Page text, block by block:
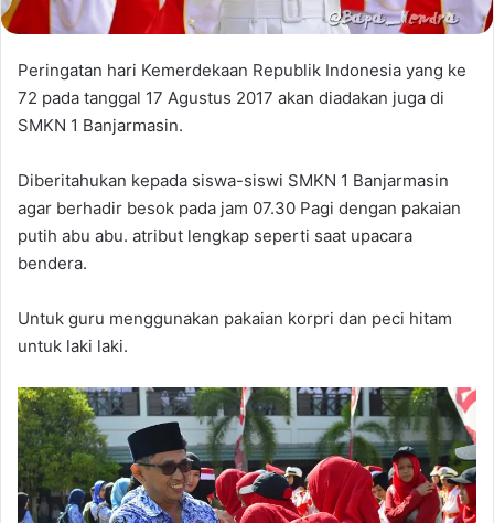
Peringatan hari Kemerdekaan Republik Indonesia yang ke
72 pada tanggal 17 Agustus 2017 akan diadakan juga di
SMKN 1 Banjarmasin.
Diberitahukan kepada siswa-siswi SMKN 1 Banjarmasin
agar berhadir besok pada jam 07.30 Pagi dengan pakaian
putih abu abu. atribut lengkap seperti saat upacara
bendera.
Untuk guru menggunakan pakaian korpri dan peci hitam
untuk laki laki.